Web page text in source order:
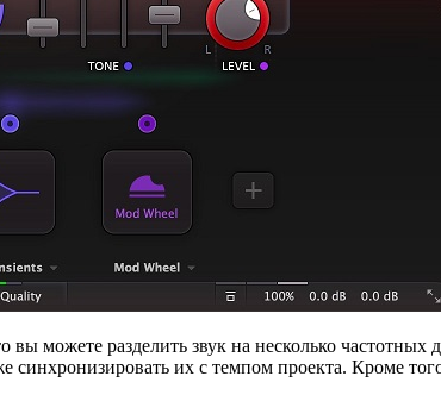
вы можете разделить звук на несколько
их с темпом проекта. Кроме